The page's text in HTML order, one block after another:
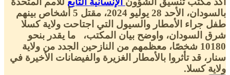
بالسودان، الأحد 28 يوليو 2024، مقتل 5 أشخاص بينهم
طفل جراء الأمطار والسيول التي اجتاحت ولاية كسلا
شرق السودان، واوضح بيان المكتب، ما يقدر بنحو
10180 شخصًا، معظمهم من النازحين الجدد من ولاية
سنار، قد تأثروا بالأمطار الغزيرة والفيضانات الأخيرة في
ولاية كسلا.